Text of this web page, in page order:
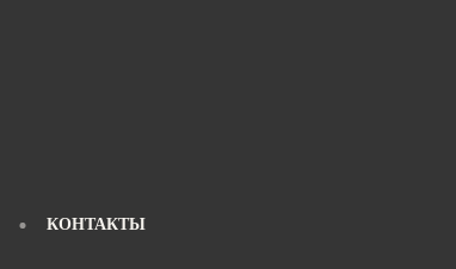
КОНТАКТЫ